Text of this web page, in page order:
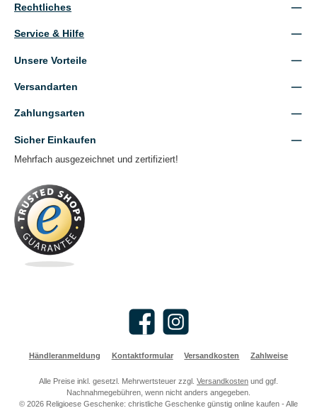
Rechtliches
Service & Hilfe
Unsere Vorteile
Versandarten
Zahlungsarten
Sicher Einkaufen
Mehrfach ausgezeichnet und zertifiziert!
Facebook Instagram
Händleranmeldung Kontaktformular Versandkosten Zahlweise
Alle Preise inkl. gesetzl. Mehrwertsteuer zzgl. Versandkosten und ggf.
Nachnahmegebühren, wenn nicht anders angegeben.
© 2026 Religioese Geschenke: christliche Geschenke günstig online kaufen - Alle